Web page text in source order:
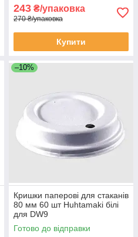
243 ₴/упаковка
270 ₴/упаковка
Купити
–10%
Кришки паперові для стаканів
80 мм 60 шт Huhtamaki білі
для DW9
Готово до відправки